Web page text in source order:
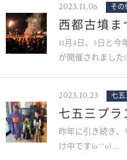
2023.11.06 その
西都古墳ま
11月4日、5日と
が開催されました
2023.10.23 七五
七五三プラ
昨年に引き続き、
け中です(o^^o) …